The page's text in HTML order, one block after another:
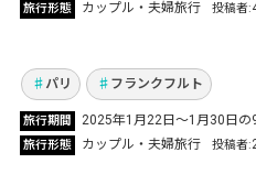
旅行形態 カップル・夫婦旅行 投稿者
Vol.
拠点にフュッセンとケ
パリ フランクフルト
旅行期間 2025年1月22日～1月30日の
旅行形態 カップル・夫婦旅行 投稿者
夫婦でフランクフルト
スマスマーケットに参